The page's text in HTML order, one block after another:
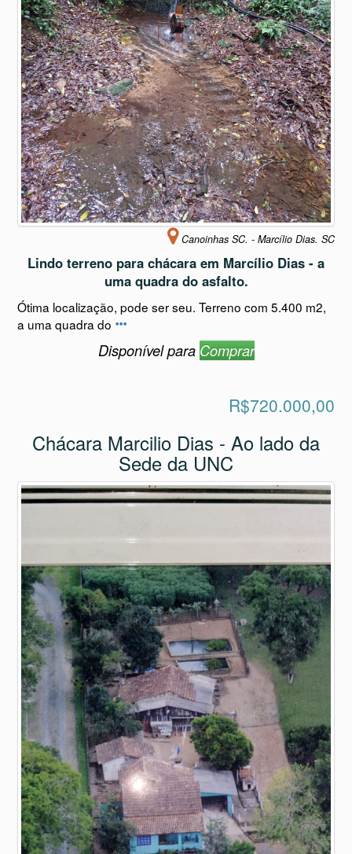
Canoinhas SC. - Marcílio Dias. SC
Lindo terreno para chácara em Marcílio Dias - a
uma quadra do asfalto.
Ótima localização, pode ser seu. Terreno com 5.400 m2,
a uma quadra do
Disponível para Comprar
R$720.000,00
Chácara Marcilio Dias - Ao lado da
Sede da UNC